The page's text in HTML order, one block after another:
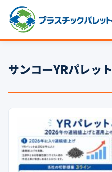
パレットサイズ
プラパレット
中古パレット
再生原料
サンコーYRパレット